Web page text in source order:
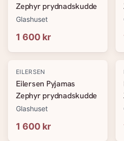
Zephyr prydnadskudde
Glashuset
1 600 kr
EILERSEN
Eilersen Pyjamas
Zephyr prydnadskudde
Glashuset
1 600 kr